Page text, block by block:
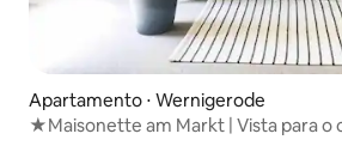
Apartamento ⋅ Wernigerode
★Maisonette am Markt | Vista para o